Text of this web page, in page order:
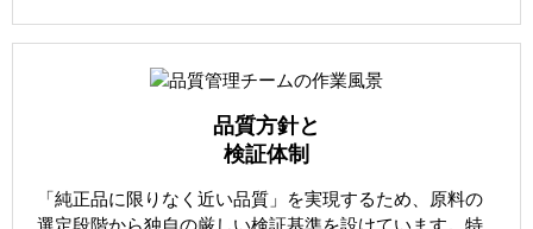
品質方針と
検証体制
「純正品に限りなく近い品質」を実現するため、原料の
選定段階から独自の厳しい検証基準を設けています。特